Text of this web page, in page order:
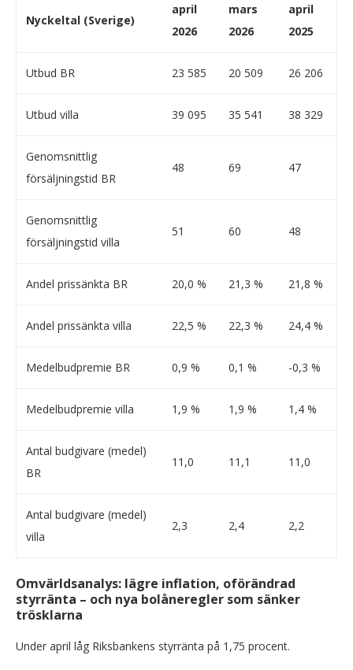
Nyckeltal (Sverige)
april
2026
mars
2026
april
2025
Utbud BR 23 585 20 509 26 206
Utbud villa 39 095 35 541 38 329
Genomsnittlig
försäljningstid BR
48 69 47
Genomsnittlig
försäljningstid villa
51 60 48
Andel prissänkta BR 20,0 % 21,3 % 21,8 %
Andel prissänkta villa 22,5 % 22,3 % 24,4 %
Medelbudpremie BR 0,9 % 0,1 % -0,3 %
Medelbudpremie villa 1,9 % 1,9 % 1,4 %
Antal budgivare (medel)
BR
11,0 11,1 11,0
Antal budgivare (medel)
villa
2,3 2,4 2,2
Omvärldsanalys: lägre inflation, oförändrad
styrränta – och nya bolåneregler som sänker
trösklarna
Under april låg Riksbankens styrränta på 1,75 procent.